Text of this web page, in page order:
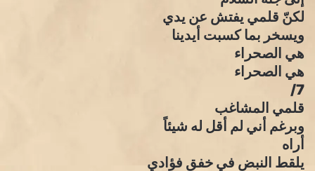
لكنّ قلمي يفتش عن يدي
ويسخر بما كسبت أيدينا
هي الصحراء
هي الصحراء
7/
قلمي المشاغب
وبرغم أني لم أقل له شيئاً
أراه
يلقط النبض في خفق فؤادي